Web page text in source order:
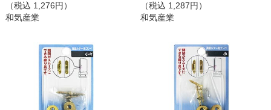
（税込 1,276円）
和気産業
（税込 1,287円）
和気産業